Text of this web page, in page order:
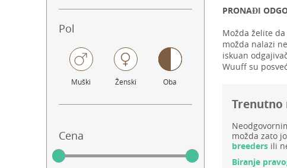
Pol
Muški Ženski Oba
Cena
PRONAĐI
Možda želite
možda nalazi
iskuan
Wuuff su
Trenutno
možda zato
breeders ili
Biranje